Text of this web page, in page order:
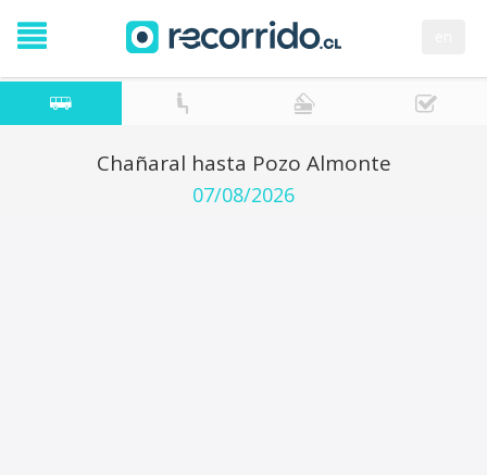
Chañaral hasta Pozo Almonte
07/08/2026